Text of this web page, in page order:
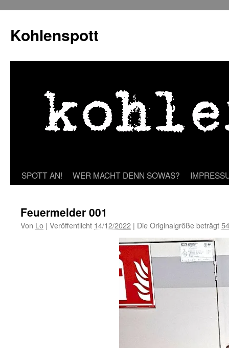
springen
Kohlenspott
SPOTT AN! WER MACHT DENN SOWAS?
Feuermelder 001
Von Lo | Veröffentlicht 14/12/2022 | Die Originalgröße beträgt